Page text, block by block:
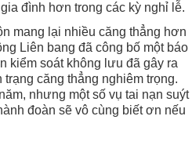
đình hơn trong các kỳ nghỉ lễ.
mang lại nhiều căng thẳng hơn
Liên bang đã công bố một báo
kiểm soát không lưu đã gây ra
căng thẳng nghiêm trọng.
nhưng một số vụ tai nạn suýt
đoàn sẽ vô cùng biết ơn nếu